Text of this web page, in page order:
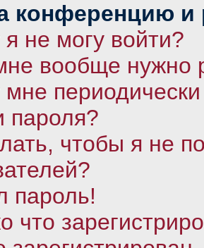
конференцию и
не могу войти?
вообще нужно
пароля?
чтобы я не
пароль!
что